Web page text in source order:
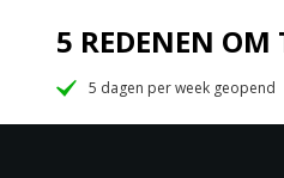
5 REDENEN OM
5 dagen per week geopend